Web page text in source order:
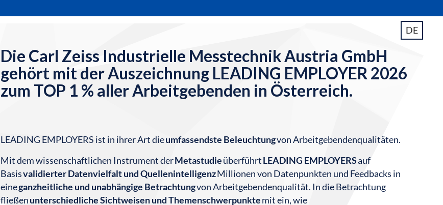
DE
Die Carl Zeiss Industrielle Messtechnik Austria GmbH
gehört mit der Auszeichnung LEADING EMPLOYER 2026
zum TOP 1 % aller Arbeitgebenden in Österreich.
LEADING EMPLOYERS ist in ihrer Art dieumfassendste Beleuchtungvon Arbeitgebendenqualitäten.
Mit dem wissenschaftlichen Instrument derMetastudieüberführtLEADING EMPLOYERSauf
Basisvalidierter Datenvielfalt und QuellenintelligenzMillionen von Datenpunkten und Feedbacks in
eineganzheitliche und unabhängige Betrachtungvon Arbeitgebendenqualität. In die Betrachtung
fließenunterschiedliche Sichtweisen und Themenschwerpunktemit ein, wie